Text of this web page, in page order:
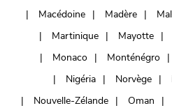
Macédoine
Madère
Martinique
Mayotte
Monaco
Monténégro
Nigéria
Norvège
Nouvelle-Zélande
Oman